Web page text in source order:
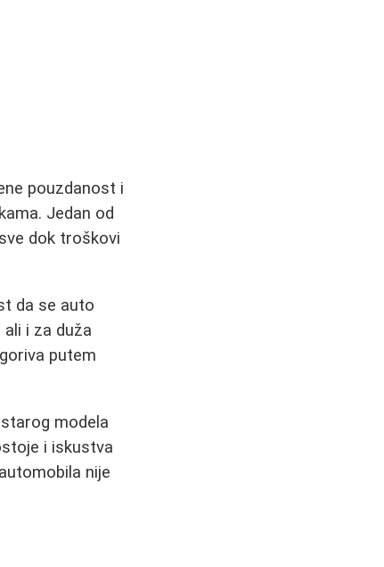
pouzdanost i
Jedan od
dok troškovi
da se auto
i za duža
putem
modela
i iskustva
nije